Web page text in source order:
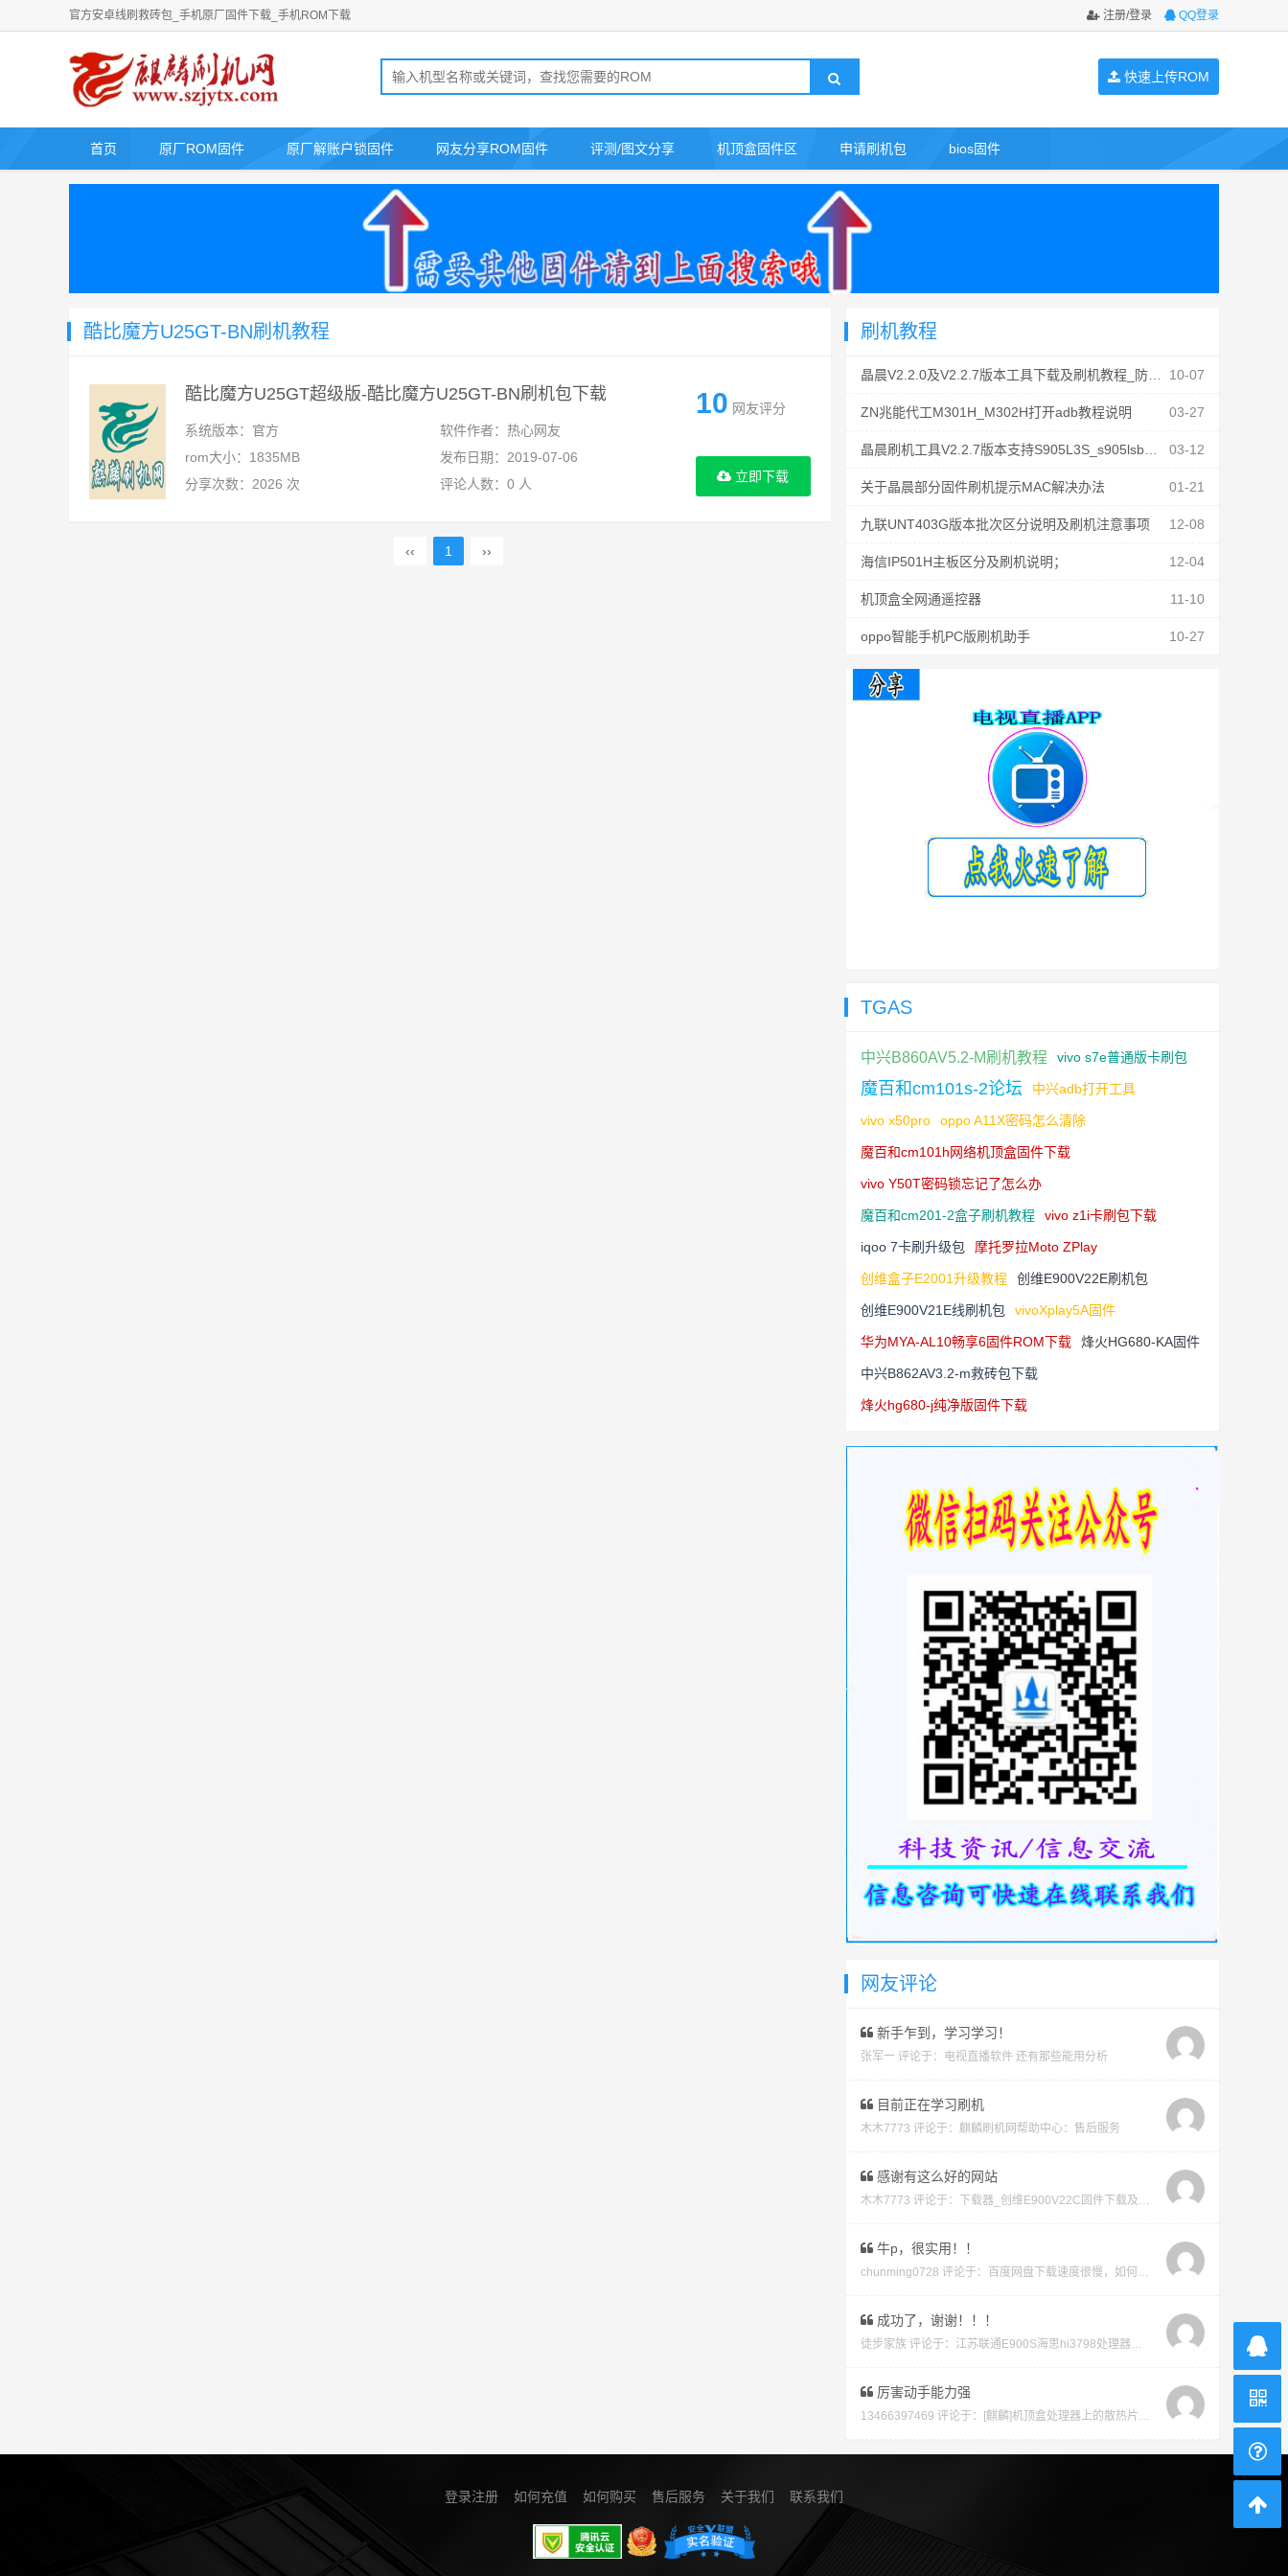
注册/登录 QQ登录
官方安卓线刷救砖包_手机原厂固件下载_手机ROM下载
快速上传ROM
首页 原厂ROM固件 原厂解账户锁固件 网友分享ROM固件 评测/图文分享 机顶盒固件区 申请刷机包 bios固件
酷比魔方U25GT-BN刷机教程
酷比魔方U25GT超级版-酷比魔方U25GT-BN刷机包下载
系统版本：官方
软件作者：热心网友
rom大小：1835MB
发布日期：2019-07-06
分享次数：2026 次
评论人数：0 人
10 网友评分
立即下载
‹‹ 1 ››
刷机教程
10-07
晶晨V2.2.0及V2.2.7版本工具下载及刷机教程_防丢mac
03-27
ZN兆能代工M301H_M302H打开adb教程说明
03-12
晶晨刷机工具V2.2.7版本支持S905L3S_s905lsb固件刷机
01-21
关于晶晨部分固件刷机提示MAC解决办法
12-08
九联UNT403G版本批次区分说明及刷机注意事项
12-04
海信IP501H主板区分及刷机说明；
11-10
机顶盒全网通遥控器
10-27
oppo智能手机PC版刷机助手
TGAS
中兴B860AV5.2-M刷机教程 vivo s7e普通版卡刷包
魔百和cm101s-2论坛 中兴adb打开工具
vivo x50pro oppo A11X密码怎么清除
魔百和cm101h网络机顶盒固件下载
vivo Y50T密码锁忘记了怎么办
魔百和cm201-2盒子刷机教程 vivo z1i卡刷包下载
iqoo 7卡刷升级包 摩托罗拉Moto ZPlay
创维盒子E2001升级教程 创维E900V22E刷机包
创维E900V21E线刷机包 vivoXplay5A固件
华为MYA-AL10畅享6固件ROM下载 烽火HG680-KA固件
中兴B862AV3.2-m救砖包下载
烽火hg680-j纯净版固件下载
网友评论
新手乍到，学习学习！
张军一 评论于： 电视直播软件 还有那些能用分析
目前正在学习刷机
木木7773 评论于： 麒麟刷机网帮助中心：售后服务
感谢有这么好的网站
木木7773 评论于： 下载器_创维E900V22C固件下载及版本说明指引_看好在下载避免刷成砖
牛p，很实用！！
chunming0728 评论于： 百度网盘下载速度很慢，如何才能不开vip会员就能享受高速下载的教程
成功了，谢谢！！！
徒步家族 评论于： 江苏联通E900S海思hi3798处理器强刷安卓系统教程
厉害动手能力强
13466397469 评论于： [麒麟]机顶盒处理器上的散热片取下教程及复原教程
登录注册 如何充值 如何购买 售后服务 关于我们 联系我们